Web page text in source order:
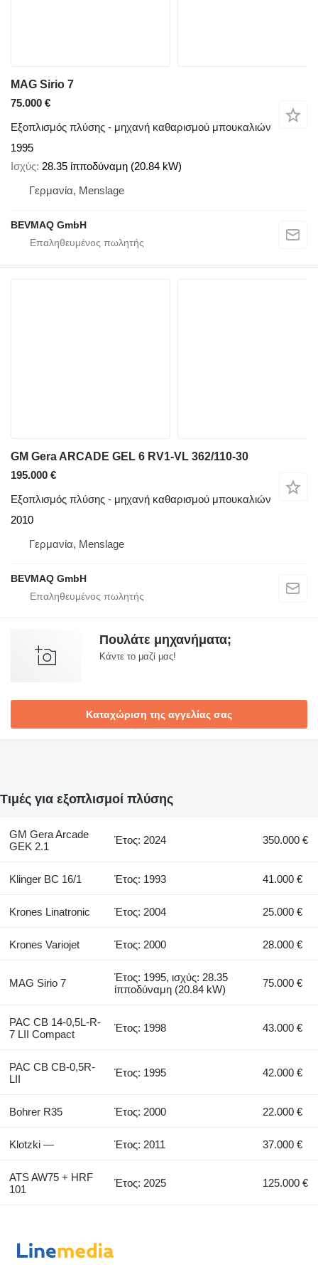
MAG Sirio 7
75.000 €
Εξοπλισμός πλύσης - μηχανή καθαρισμού μπουκαλιών
1995
Ισχύς 28.35 ίπποδύναμη (20.84 kW)
Γερμανία, Menslage
BEVMAQ GmbH
GM Gera ARCADE GEL 6 RV1-VL 362/110-30
195.000 €
Εξοπλισμός πλύσης - μηχανή καθαρισμού μπουκαλιών
2010
Γερμανία, Menslage
BEVMAQ GmbH
Πουλάτε μηχανήματα;
Κάντε το μαζί μας!
Καταχώριση της αγγελίας σας
Τιμές για εξοπλισμοί πλύσης
GM Gera Arcade
GEK 2.1
Έτος: 2024 350.000 €
Klinger BC 16/1 Έτος: 1993 41.000 €
Krones Linatronic Έτος: 2004 25.000 €
Krones Variojet Έτος: 2000 28.000 €
MAG Sirio 7
Έτος: 1995, ισχύς: 28.35
ίπποδύναμη (20.84 kW)
75.000 €
PAC CB 14-0,5L-R-
7 LII Compact
Έτος: 1998 43.000 €
PAC CB CB-0,5R-
LII
Έτος: 1995 42.000 €
Bohrer R35 Έτος: 2000 22.000 €
Klotzki — Έτος: 2011 37.000 €
ATS AW75 + HRF
101
Έτος: 2025 125.000 €